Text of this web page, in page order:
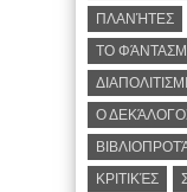
ΠΛΑΝΉΤΕΣ
ΤΟ
Ο
ΚΡΙΤΙΚΈΣ